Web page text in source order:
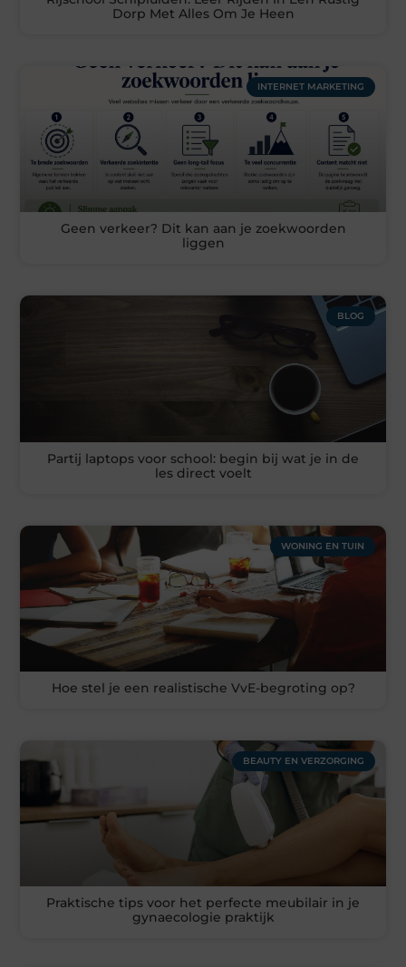
Dorp Met Alles Om Je Heen
INTERNET MARKETING
Geen verkeer? Dit kan aan je zoekwoorden
liggen
BLOG
Partij laptops voor school: begin bij wat je in de
les direct voelt
WONING EN TUIN
Hoe stel je een realistische VvE-begroting op?
BEAUTY EN VERZORGING
Praktische tips voor het perfecte meubilair in je
gynaecologie praktijk